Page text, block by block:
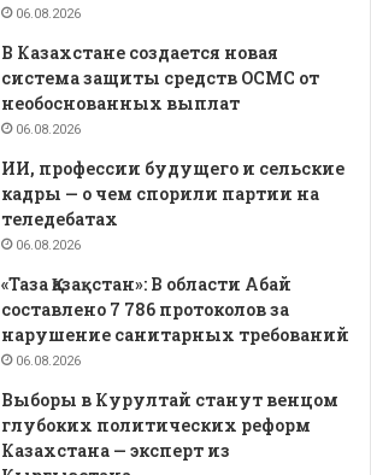
06.08.2026
В Казахстане создается новая
система защиты средств ОСМС от
необоснованных выплат
06.08.2026
ИИ, профессии будущего и сельские
кадры — о чем спорили партии на
теледебатах
06.08.2026
«Таза Қазақстан»: В области Абай
составлено 7 786 протоколов за
нарушение санитарных требований
06.08.2026
Выборы в Курултай станут венцом
глубоких политических реформ
Казахстана — эксперт из